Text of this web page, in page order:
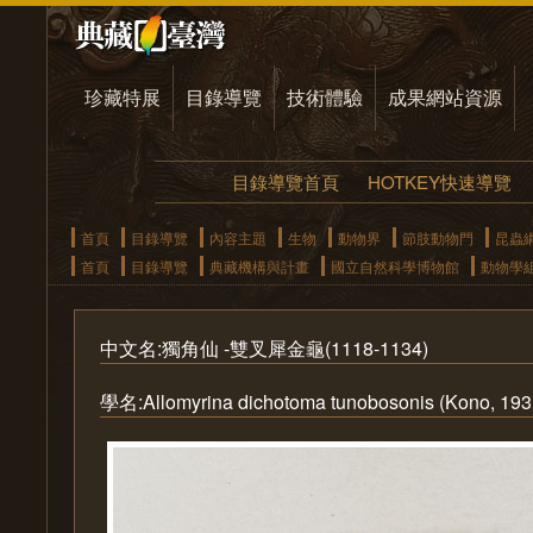
珍藏特展 目錄導覽 技術體驗 成果網站資源
目錄導覽首頁 HOTKEY快速導覽
首頁 目錄導覽 內容主題 生物 動物界 節肢動物門
昆蟲
首頁
目錄導覽 典藏機構與計畫 國立自然科學博物館 動物學
中文名:獨角仙 -雙叉犀金龜(1118-1134)
學名:Allomyrina dichotoma tunobosonis (Kono,